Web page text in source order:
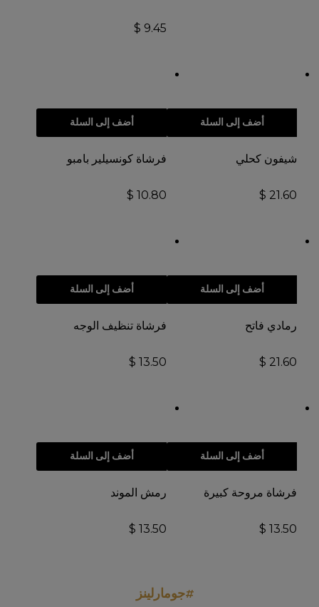
$ 9.45
أضف إلى السلة
شيفون كحلي
$ 21.60
أضف إلى السلة
فرشاة كونسيلير بامبو
$ 10.80
أضف إلى السلة
رمادي فاتح
$ 21.60
أضف إلى السلة
فرشاة تنظيف الوجه
$ 13.50
أضف إلى السلة
فرشاة مروحة كبيرة
$ 13.50
أضف إلى السلة
رمش الموند
$ 13.50
#جومارلينز